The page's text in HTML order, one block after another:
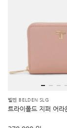
벨덴 BELDEN SLG
트라이폴드 지퍼 어라